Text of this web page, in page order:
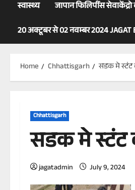
स्वास्थ्य
जापान फिलिपींस सेवाकेंद्रो
20 अक्टूबर से 02 नवम्बर 2024 JAGAT
Home Chhattisgarh सडक मे स्टंट
Chhattisgarh
सडक मे स्टंट
jagatadmin July 9, 2024